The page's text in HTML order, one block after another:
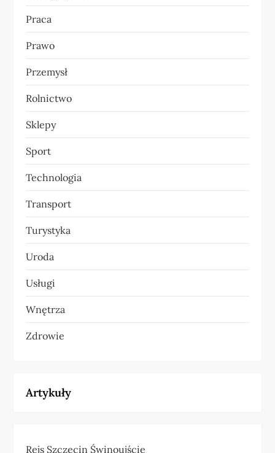
Praca
Prawo
Przemysł
Rolnictwo
Sklepy
Sport
Technologia
Transport
Turystyka
Uroda
Usługi
Wnętrza
Zdrowie
Artykuły
Rejs Szczecin Świnoujście